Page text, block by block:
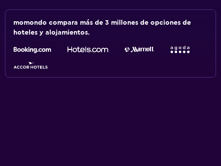
momondo compara más de 3 millones de opciones de
hoteles y alojamientos.